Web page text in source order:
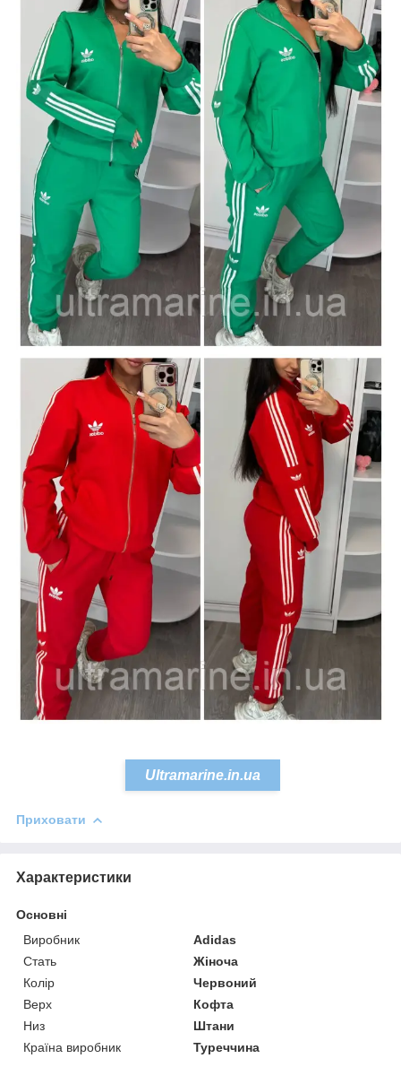
Ultramarine.in.ua
Приховати
Характеристики
Основні
Виробник
Adidas
Стать
Жіноча
Колір
Червоний
Верх
Кофта
Низ
Штани
Країна виробник
Туреччина